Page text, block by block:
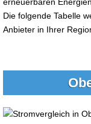
Die folgende Tabelle
Anbieter in Ihrer